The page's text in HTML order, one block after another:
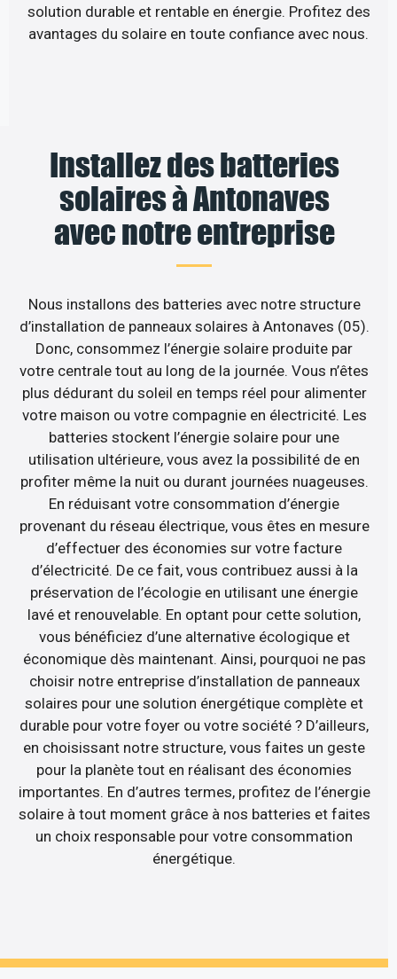
solution durable et rentable en énergie. Profitez des
avantages du solaire en toute confiance avec nous.
Installez des batteries
solaires à Antonaves
avec notre entreprise
Nous installons des batteries avec notre structure
d’installation de panneaux solaires à Antonaves (05).
Donc, consommez l’énergie solaire produite par
votre centrale tout au long de la journée. Vous n’êtes
plus dédurant du soleil en temps réel pour alimenter
votre maison ou votre compagnie en électricité. Les
batteries stockent l’énergie solaire pour une
utilisation ultérieure, vous avez la possibilité de en
profiter même la nuit ou durant journées nuageuses.
En réduisant votre consommation d’énergie
provenant du réseau électrique, vous êtes en mesure
d’effectuer des économies sur votre facture
d’électricité. De ce fait, vous contribuez aussi à la
préservation de l’écologie en utilisant une énergie
lavé et renouvelable. En optant pour cette solution,
vous bénéficiez d’une alternative écologique et
économique dès maintenant. Ainsi, pourquoi ne pas
choisir notre entreprise d’installation de panneaux
solaires pour une solution énergétique complète et
durable pour votre foyer ou votre société ? D’ailleurs,
en choisissant notre structure, vous faites un geste
pour la planète tout en réalisant des économies
importantes. En d’autres termes, profitez de l’énergie
solaire à tout moment grâce à nos batteries et faites
un choix responsable pour votre consommation
énergétique.